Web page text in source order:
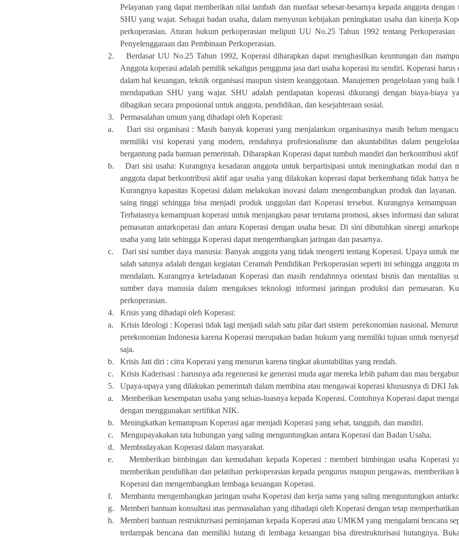
Pelayanan yang dapat memberikan nilai tambah dan manfaat sebesar-besarnya kepada anggota
SHU yang wajar. Sebagai badan usaha, dalam menyusun kebijakan peningkatan usaha dan kinerja
perkoperasian. Aturan hukum perkoperasian meliputi UU No.25 Tahun 1992 tentang
Penyelenggaraan dan Pembinaan Perkoperasian.
2.
Berdasar UU No.25 Tahun 1992, Koperasi diharapkan dapat menghasilkan keuntungan dan
Anggota koperasi adalah pemilik sekaligus pengguna jasa dari usaha koperasi itu sendiri. Koperasi
dalam hal keuangan, teknik organisasi maupun sistem keanggotaan. Manajemen pengelolaan yang
mendapatkan SHU yang wajar. SHU adalah pendapatan koperasi dikurangi dengan biaya-biaya
dibagikan secara proposional untuk anggota, pendidikan, dan kesejahteraan sosial.
3.
Permasalahan umum yang dihadapi oleh Koperasi:
a.
Dari sisi organisasi : Masih banyak koperasi yang menjalankan organisasinya masih belum
memiliki visi koperasi yang modern, rendahnya profesionalisme dan akuntabilitas dalam
bergantung pada bantuan pemerintah. Diharapkan Koperasi dapat tumbuh mandiri dan berkontribusi
b.
Dari sisi usaha: Kurangnya kesadaran anggota untuk berpartisipasi untuk meningkatkan modal dan
anggota dapat berkontribusi aktif agar usaha yang dilakukan koperasi dapat berkembang tidak hanya
Kurangnya kapasitas Koperasi dalam melakukan inovasi dalam mengembangkan produk dan
saing tinggi sehingga bisa menjadi produk unggulan dari Koperasi tersebut. Kurangnya
Terbatasnya kemampuan koperasi untuk menjangkau pasar terutama promosi, akses informasi dan
pemasaran antarkoperasi dan antara Koperasi dengan usaha besar. Di sini dibutuhkan sinergi
usaha yang lain sehingga Koperasi dapat mengembangkan jaringan dan pasarnya.
c.
Dari sisi sumber daya manusia: Banyak anggota yang tidak mengerti tentang Koperasi. Upaya untuk
salah satunya adalah dengan kegiatan Ceramah Pendidikan Perkoperasian seperti ini sehingga anggota
mendalam. Kurangnya keteladanan Koperasi dan masih rendahnnya orientasi bisnis dan mentalitas
sumber daya manusia dalam mengakses teknologi informasi jaringan produksi dan pemasaran.
perkoperasian.
4.
Krisis yang dihadapi oleh Koperasi:
a.
Krisis Ideologi : Koperasi tidak lagi menjadi salah satu pilar dari sistem perekonomian nasional.
perekonomian Indonesia karena Koperasi merupakan badan hukum yang memiliki tujuan untuk
saja.
b.
Krisis Jati diri : citra Koperasi yang menurun karena tingkat akuntabilitas yang rendah.
c.
Krisis Kaderisasi : harusnya ada regenerasi ke generasi muda agar mereka lebih paham dan mau
5.
Upaya-upaya yang dilakukan pemerintah dalam membina atau mengawai koperasi khususnya di DKI
a.
Memberikan kesempatan usaha yang seluas-luasnya kepada Koperasi. Contohnya Koperasi dapat
dengan menggunakan sertifikat NIK.
b.
Meningkatkan kemampuan Koperasi agar menjadi Koperasi yang sehat, tangguh, dan mandiri.
c.
Mengupayakakan tata hubungan yang saling menguntungkan antara Koperasi dan Badan Usaha.
d.
Membudayakan Koperasi dalam masyarakat.
e.
Memberikan bimbingan dan kemudahan kepada Koperasi : memberi bimbingan usaha Koperasi
memberikan pendidikan dan pelatihan perkoperasian kepada pengurus maupun pengawas,
Koperasi dan mengembangkan lembaga keuangan Koperasi.
f.
Membantu mengembangkan jaringan usaha Koperasi dan kerja sama yang saling menguntungkan
g.
Memberi bantuan konsultasi atas permasalahan yang dihadapi oleh Koperasi dengan tetap
h.
Memberi bantuan restrukturisasi peminjaman kepada Koperasi atau UMKM yang mengalami bencana
terdampak bencana dan memiliki hutang di lembaga keuangan bisa direstrukturisasi hutangnya.